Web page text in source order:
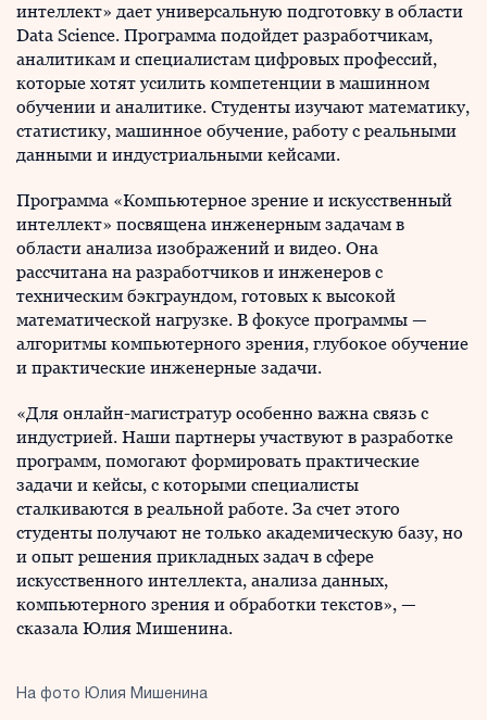
интеллект» дает универсальную подготовку в области
Data Science. Программа подойдет разработчикам,
аналитикам и специалистам цифровых профессий,
которые хотят усилить компетенции в машинном
обучении и аналитике. Студенты изучают математику,
статистику, машинное обучение, работу с реальными
данными и индустриальными кейсами.
Программа «Компьютерное зрение и искусственный
интеллект» посвящена инженерным задачам в
области анализа изображений и видео. Она
рассчитана на разработчиков и инженеров с
техническим бэкграундом, готовых к высокой
математической нагрузке. В фокусе программы —
алгоритмы компьютерного зрения, глубокое обучение
и практические инженерные задачи.
«Для онлайн-магистратур особенно важна связь с
индустрией. Наши партнеры участвуют в разработке
программ, помогают формировать практические
задачи и кейсы, с которыми специалисты
сталкиваются в реальной работе. За счет этого
студенты получают не только академическую базу, но
и опыт решения прикладных задач в сфере
искусственного интеллекта, анализа данных,
компьютерного зрения и обработки текстов», —
сказала Юлия Мишенина.
На фото Юлия Мишенина